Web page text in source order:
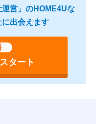
運営」のHOME4Uな
出会えます
タート